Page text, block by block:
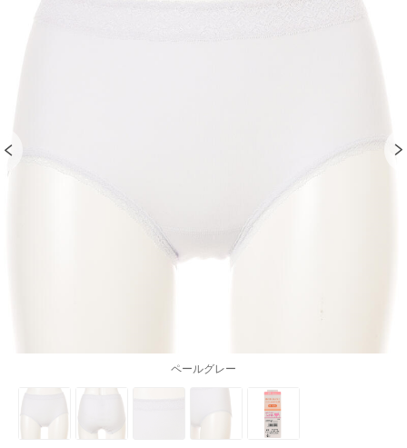
ペールグレー